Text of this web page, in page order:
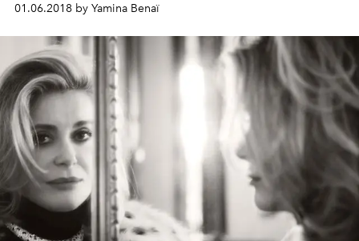
de deux ventes. Celles tenues à Paris les 7 et 8 juin
prochains rassemblent des pièces d’exception (à partir
de 3,5 M€ pour une toile de Nicolas de Stäel) et des lots
plus accessibles (débutant à 500€ pour une pièce de
Roni Horn), dont une vingtaine vendus au bénéfice du
Consortium de Dijon. “L’Officiel Art” a sélectionné une
douzaine d’œuvres, parmi les quelque 270 proposées,
et a sollicité l’expertise d’Etienne Sallon, l’un des
spécialistes Christie’s, directeur de la Vente du Jour.
01.06.2018 by Yamina Benaï